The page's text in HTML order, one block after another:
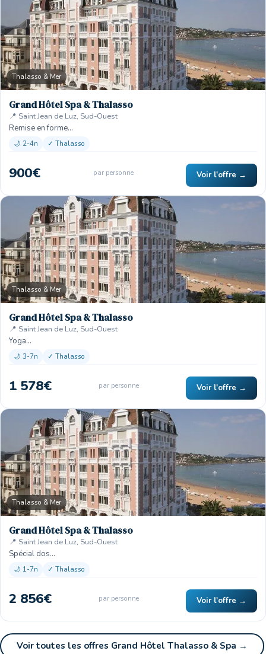
Thalasso & Mer
Grand Hôtel Spa & Thalasso
📍 Saint Jean de Luz, Sud-Ouest
Remise en forme…
🌙 2-4n ✓ Thalasso
900€ par personne Voir l'offre →
Thalasso & Mer
Grand Hôtel Spa & Thalasso
📍 Saint Jean de Luz, Sud-Ouest
Yoga…
🌙 3-7n ✓ Thalasso
1 578€ par personne Voir l'offre →
Thalasso & Mer
Grand Hôtel Spa & Thalasso
📍 Saint Jean de Luz, Sud-Ouest
Spécial dos…
🌙 1-7n ✓ Thalasso
2 856€ par personne Voir l'offre →
Voir toutes les offres Grand Hôtel Thalasso & Spa →